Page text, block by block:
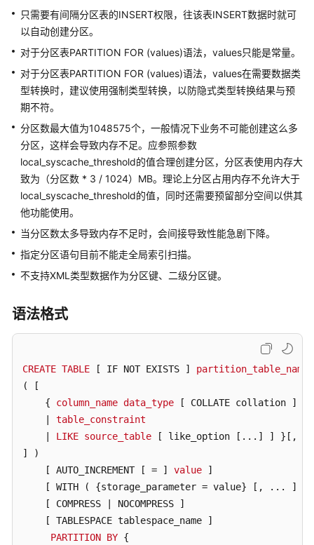
式
_V2.0-
3.x）
数
系
统
概
述
数
库
安
全
数
据
库
用
计
建
议
应
只需要有间隔分区表的INSERT权限，往该表INSERT数据时就可
以自动创建分区。
对于分区表PARTITION FOR (values)语法，values只能是常量。
对于分区表PARTITION FOR (values)语法，values在需要数据类
型转换时，建议使用强制类型转换，以防隐式类型转换结果与预
期不符。
分区数最大值为1048575个，一般情况下业务不可能创建这么多
分区，这样会导致内存不足。应参照参数
local_syscache_threshold的值合理创建分区，分区表使用内存大
致为（分区数 * 3 / 1024）MB。理论上分区占用内存不允许大于
local_syscache_threshold的值，同时还需要预留部分空间以供其
他功能使用。
当分区数太多导致内存不足时，会间接导致性能急剧下降。
指定分区语句目前不能走全局索引扫描。
不支持XML类型数据作为分区键、二级分区键。
语法格式
CREATE TABLE [ IF NOT EXISTS ]
partition_table_name
( [
    {
column_name data_type [ COLLATE collation ]
table_constraint
LIKE source_table [ like_option [...] ] } [,
] )
[ AUTO_INCREMENT [ = ]
value ]
[ WITH ( {storage_parameter = value} [, ... ]
[ COMPRESS | NOCOMPRESS ]
[ TABLESPACE tablespace_name ]
PARTITION BY {